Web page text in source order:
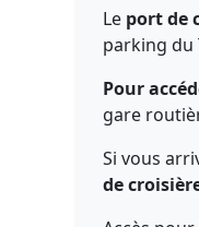
Le port de
parking du
Pour
gare
Si vous
de